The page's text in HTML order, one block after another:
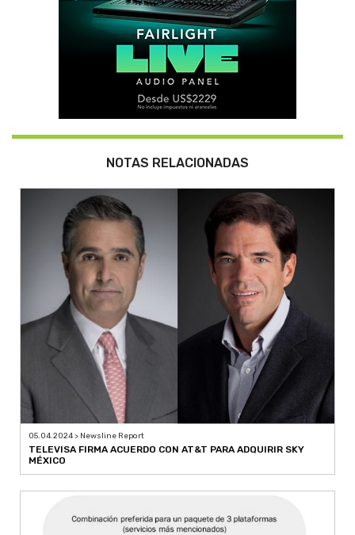
NOTAS RELACIONADAS
05.04.2024 > Newsline Report
TELEVISA FIRMA ACUERDO CON AT&T PARA ADQUIRIR SKY
MÉXICO